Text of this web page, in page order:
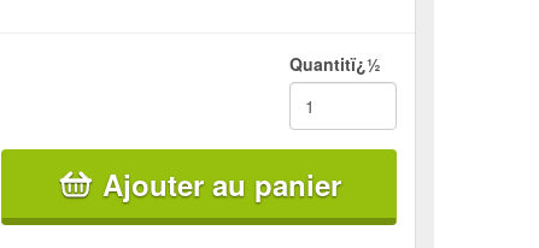
Quantitï¿½
Ajouter au panier